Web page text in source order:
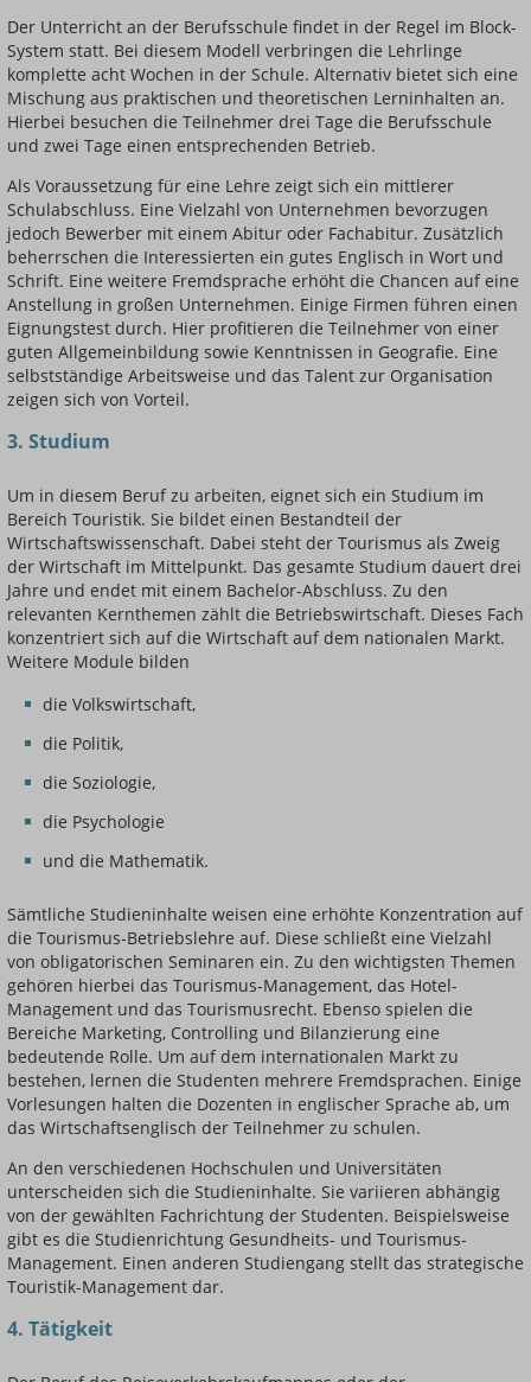
Der Unterricht an der Berufsschule findet in der Regel im Block-
System statt. Bei diesem Modell verbringen die Lehrlinge
komplette acht Wochen in der Schule. Alternativ bietet sich eine
Mischung aus praktischen und theoretischen Lerninhalten an.
Hierbei besuchen die Teilnehmer drei Tage die Berufsschule
und zwei Tage einen entsprechenden Betrieb.
Als Voraussetzung für eine Lehre zeigt sich ein mittlerer
Schulabschluss. Eine Vielzahl von Unternehmen bevorzugen
jedoch Bewerber mit einem Abitur oder Fachabitur. Zusätzlich
beherrschen die Interessierten ein gutes Englisch in Wort und
Schrift. Eine weitere Fremdsprache erhöht die Chancen auf eine
Anstellung in großen Unternehmen. Einige Firmen führen einen
Eignungstest durch. Hier profitieren die Teilnehmer von einer
guten Allgemeinbildung sowie Kenntnissen in Geografie. Eine
selbstständige Arbeitsweise und das Talent zur Organisation
zeigen sich von Vorteil.
3. Studium
Um in diesem Beruf zu arbeiten, eignet sich ein Studium im
Bereich Touristik. Sie bildet einen Bestandteil der
Wirtschaftswissenschaft. Dabei steht der Tourismus als Zweig
der Wirtschaft im Mittelpunkt. Das gesamte Studium dauert drei
Jahre und endet mit einem Bachelor-Abschluss. Zu den
relevanten Kernthemen zählt die Betriebswirtschaft. Dieses Fach
konzentriert sich auf die Wirtschaft auf dem nationalen Markt.
Weitere Module bilden
die Volkswirtschaft,
die Politik,
die Soziologie,
die Psychologie
und die Mathematik.
Sämtliche Studieninhalte weisen eine erhöhte Konzentration auf
die Tourismus-Betriebslehre auf. Diese schließt eine Vielzahl
von obligatorischen Seminaren ein. Zu den wichtigsten Themen
gehören hierbei das Tourismus-Management, das Hotel-
Management und das Tourismusrecht. Ebenso spielen die
Bereiche Marketing, Controlling und Bilanzierung eine
bedeutende Rolle. Um auf dem internationalen Markt zu
bestehen, lernen die Studenten mehrere Fremdsprachen. Einige
Vorlesungen halten die Dozenten in englischer Sprache ab, um
das Wirtschaftsenglisch der Teilnehmer zu schulen.
An den verschiedenen Hochschulen und Universitäten
unterscheiden sich die Studieninhalte. Sie variieren abhängig
von der gewählten Fachrichtung der Studenten. Beispielsweise
gibt es die Studienrichtung Gesundheits- und Tourismus-
Management. Einen anderen Studiengang stellt das strategische
Touristik-Management dar.
4. Tätigkeit